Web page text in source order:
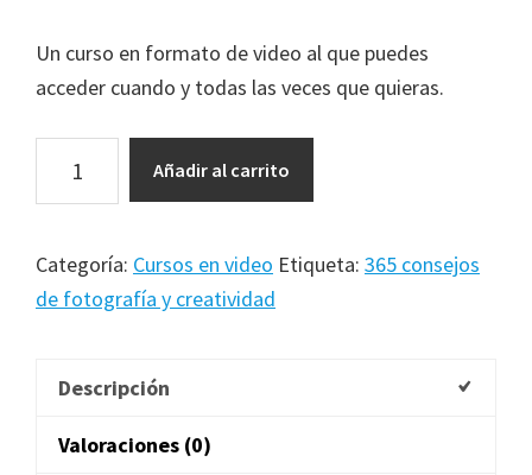
Un curso en formato de video al que puedes
acceder cuando y todas las veces que quieras.
consejos
fotografía
y
Añadir al carrito
Categoría: Cursos en video Etiqueta: 365 consejos
de fotografía y creatividad
Descripción
Valoraciones (0)